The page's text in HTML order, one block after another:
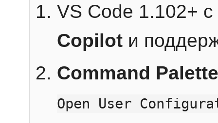
VS Code 1.102+
Copilot и
Command Palette
Open User